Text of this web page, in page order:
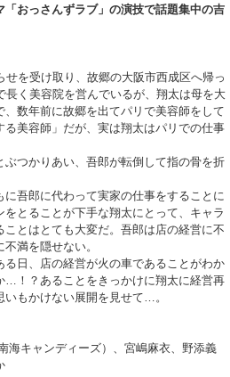
おっさんずラブ」の演技で話題集中の吉
を受け取り、故郷の大阪市西成区へ帰っ
長く美容院を営んでいるが、翔太は母を大
数年前に故郷を出てパリで美容師をして
美容師」だが、実は翔太はパリでの仕事
つかりあい、吾郎が転倒して指の骨を折
吾郎に代わって実家の仕事をすることに
とることが下手な翔太にとって、キャラ
とはとても大変だ。吾郎は店の経営に不
満を隠せない。
日、店の経営が火の車であることがわか
…！？あることをきっかけに翔太に経営再
もかけない展開を見せて…。
海キャンディーズ）、宮嶋麻衣、野添義